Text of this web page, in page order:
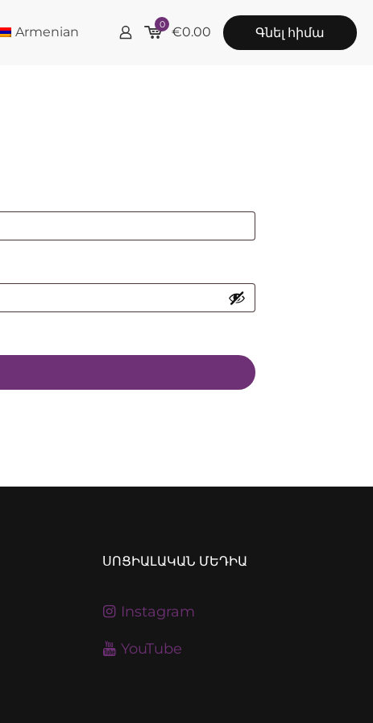
Armenian 0 €0.00 Գնել հիմա
ՍՈՑԻԱԼԱԿԱՆ ՄԵԴԻԱ
Instagram
YouTube